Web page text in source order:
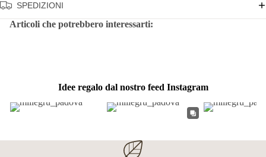
SPEDIZIONI
Articoli che potrebbero interessarti:
Idee regalo dal nostro feed Instagram